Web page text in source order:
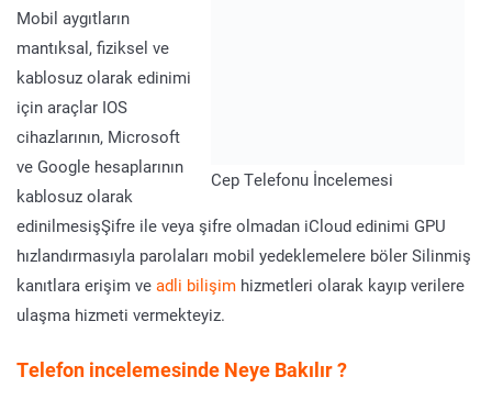
Cep Telefonu İncelemesi
Mobil aygıtların
mantıksal, fiziksel ve
kablosuz olarak edinimi
için araçlar IOS
cihazlarının, Microsoft
ve Google hesaplarının
kablosuz olarak
edinilmesişŞifre ile veya şifre olmadan iCloud edinimi GPU
hızlandırmasıyla parolaları mobil yedeklemelere böler Silinmiş
kanıtlara erişim ve adli bilişim hizmetleri olarak kayıp verilere
ulaşma hizmeti vermekteyiz.
Telefon incelemesinde Neye Bakılır ?